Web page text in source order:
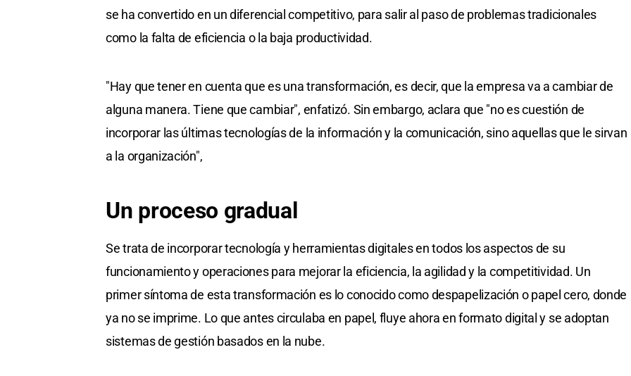
se ha convertido en un diferencial competitivo, para salir al paso de problemas tradicionales
como la falta de eficiencia o la baja productividad.
"Hay que tener en cuenta que es una transformación, es decir, que la empresa va a cambiar de
alguna manera. Tiene que cambiar", enfatizó. Sin embargo, aclara que "no es cuestión de
incorporar las últimas tecnologías de la información y la comunicación, sino aquellas que le sirvan
a la organización",
Un proceso gradual
Se trata de incorporar tecnología y herramientas digitales en todos los aspectos de su
funcionamiento y operaciones para mejorar la eficiencia, la agilidad y la competitividad. Un
primer síntoma de esta transformación es lo conocido como despapelización o papel cero, donde
ya no se imprime. Lo que antes circulaba en papel, fluye ahora en formato digital y se adoptan
sistemas de gestión basados en la nube.